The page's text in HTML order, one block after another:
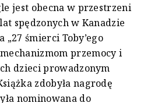
jest obecna w przestrzeni
spędzonych w Kanadzie
„27 śmierci Toby’ego
przemocy i
dzieci prowadzonym
zdobyła nagrodę
nominowana do